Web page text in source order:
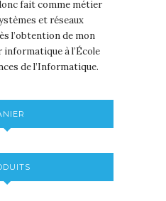
fait comme métier
et réseaux
l’obtention de mon
informatique à l’École
de l’Informatique.